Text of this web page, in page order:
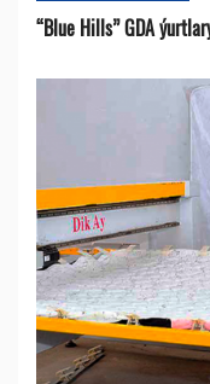
“Blue Hills” GDA